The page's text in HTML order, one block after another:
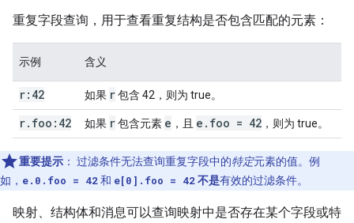
重复字段查询，用于查看重复结构是否包含匹配的元素：
示例 含义
r:42 如果 r包含 42，则为 true。
r. foo:42 如果 r包含元素 e ，且 e . foo = 42 ，则为 true。
重要提示 ： 过滤条件无法查询重复字段中的特定元素的值。例
如， e.0.foo = 42和 e[0].foo = 42不是有效的过滤条件。
映射、结构体和消息可以查询映射中是否存在某个字段或特